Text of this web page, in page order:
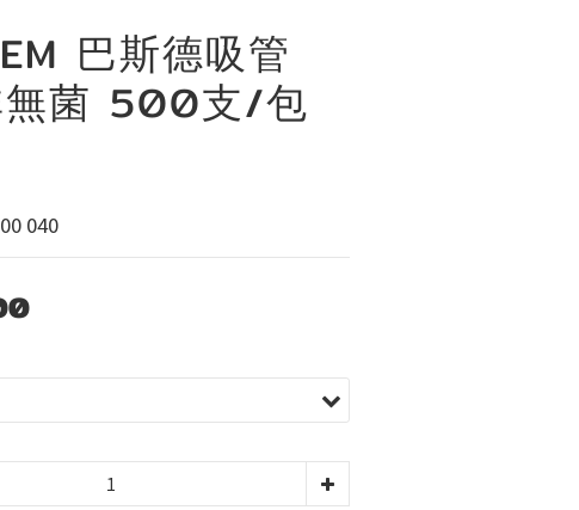
巴斯德吸管
菌 500支/包
040